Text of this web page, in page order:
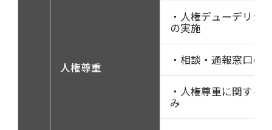
人権尊重
・人権デューデリジ
の実施
・相談・通報窓口の
・人権尊重に関する
み